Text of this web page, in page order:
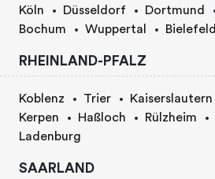
Köln Düsseldorf Dortmund
Bochum
Wuppertal Bielefeld
RHEINLAND-PFALZ
Koblenz Trier Kaiserslautern
Kerpen
Haßloch Rülzheim
Ladenburg
SAARLAND